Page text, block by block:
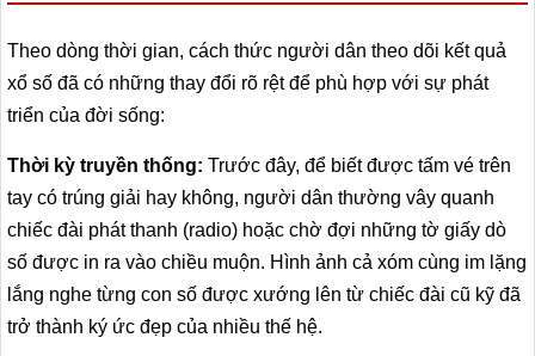
Theo dòng thời gian, cách thức người dân theo dõi kết quả
xổ số đã có những thay đổi rõ rệt để phù hợp với sự phát
triển của đời sống:
Thời kỳ truyền thống: Trước đây, để biết được tấm vé trên
tay có trúng giải hay không, người dân thường vây quanh
chiếc đài phát thanh (radio) hoặc chờ đợi những tờ giấy dò
số được in ra vào chiều muộn. Hình ảnh cả xóm cùng im lặng
lắng nghe từng con số được xướng lên từ chiếc đài cũ kỹ đã
trở thành ký ức đẹp của nhiều thế hệ.